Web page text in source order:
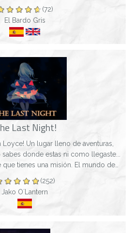
(72)
El Bardo Gris
Last Night!
Loyce! Un lugar lleno de aventuras,
sabes donde estas ni como llegaste...
tienes una misión. El mundo de
(252)
Jako O´Lantern